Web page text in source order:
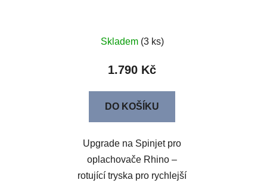
Skladem (3 ks)
1.790 Kč
DO KOŠÍKU
Upgrade na Spinjet pro
oplachovače Rhino –
rotující tryska pro rychlejší